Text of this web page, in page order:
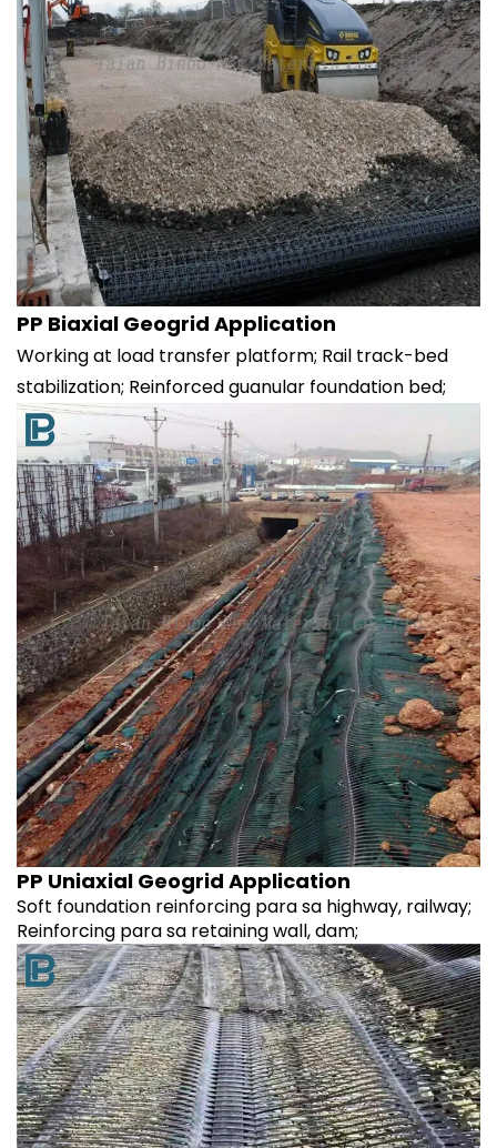
PP Biaxial Geogrid Application
Working at load transfer platform; Rail track-bed
stabilization; Reinforced guanular foundation bed;
PP Uniaxial Geogrid Application
Soft foundation reinforcing para sa highway, railway;
Reinforcing para sa retaining wall, dam;